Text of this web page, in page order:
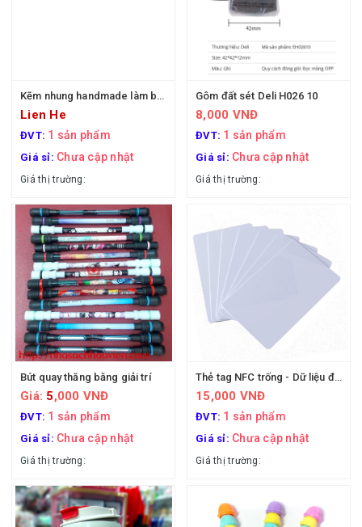
Kẽm nhung handmade làm bông hoa
Lien He
ĐVT: 1 sản phẩm
Giá sỉ: Chưa cập nhật
Giá thị trường:
Gôm đất sét Deli H026 10
8,000 VNĐ
ĐVT: 1 sản phẩm
Giá sỉ: Chưa cập nhật
Giá thị trường:
Bút quay thăng bằng giải trí
Giá: 5,000 VNĐ
ĐVT: 1 sản phẩm
Giá sỉ: Chưa cập nhật
Giá thị trường:
Thẻ tag NFC trống - Dữ liệu điện tử
15,000 VNĐ
ĐVT: 1 sản phẩm
Giá sỉ: Chưa cập nhật
Giá thị trường: